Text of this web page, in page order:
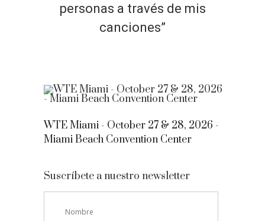
personas a través de mis
canciones”
WTE Miami - October 27 & 28, 2026 -
Miami Beach Convention Center
Suscríbete a nuestro newsletter